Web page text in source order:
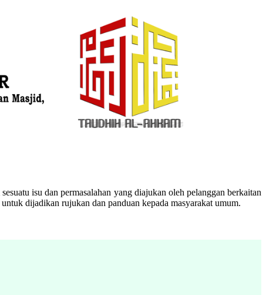
isu dan permasalahan yang diajukan oleh pelanggan berkaitan
dijadikan rujukan dan panduan kepada masyarakat umum.